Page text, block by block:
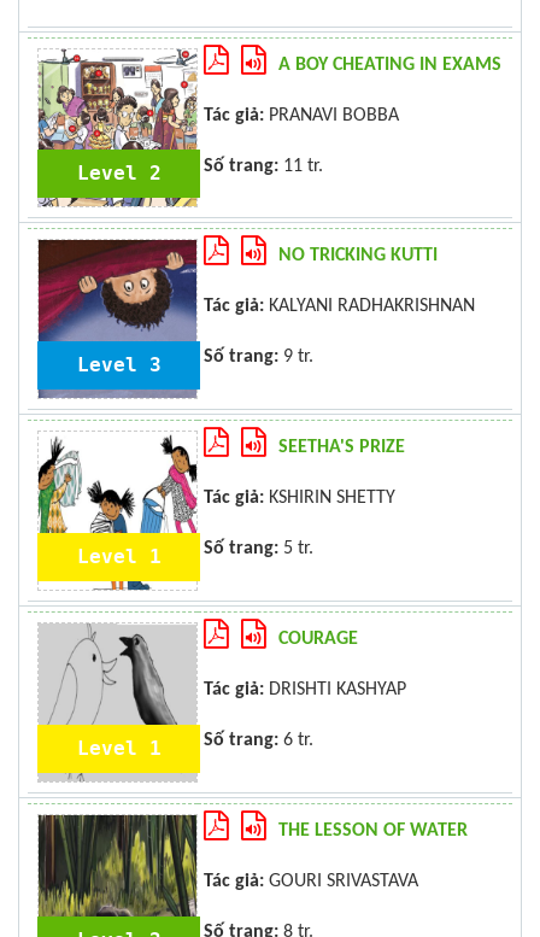
Level 2
A BOY CHEATING IN EXAMS
Tác giả: PRANAVI BOBBA
Số trang: 11 tr.
Level 3
NO TRICKING KUTTI
Tác giả: KALYANI RADHAKRISHNAN
Số trang: 9 tr.
Level 1
SEETHA'S PRIZE
Tác giả: KSHIRIN SHETTY
Số trang: 5 tr.
Level 1
COURAGE
Tác giả: DRISHTI KASHYAP
Số trang: 6 tr.
THE LESSON OF WATER
Tác giả: GOURI SRIVASTAVA
Số trang: 8 tr.